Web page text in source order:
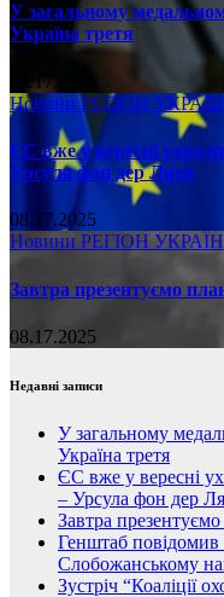
У загальному
Україна третя
08.17.2025
НовиниРЕГІОН
ЄС вже у вересні
Урсула фон дер Ляєн
08.17.2025
Новини РЕГІОН
Завтра презентуємо
08.17.2025
Недавні записи
У загальному
Україна третя
ЄС вже у вересні
– Урсула фон дер
Завтра
Генштаб
Слобожанському
Зустріч “Коаліції